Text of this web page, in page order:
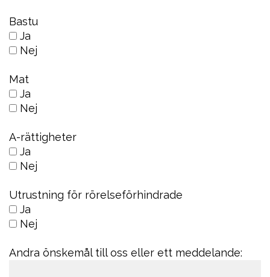
Bastu
Ja
Nej
Mat
Ja
Nej
A-rättigheter
Ja
Nej
Utrustning för rörelseförhindrade
Ja
Nej
Andra önskemål till oss eller ett meddelande: